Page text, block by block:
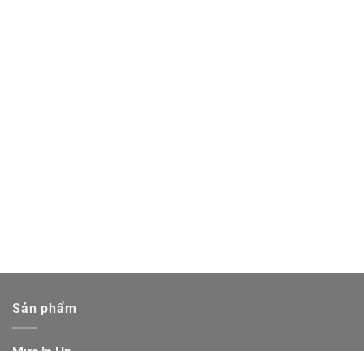
Sản phẩm